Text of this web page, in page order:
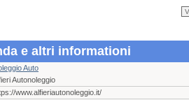
e altri informationi
Auto
Autonoleggio
www.alfieriautonoleggio.it/